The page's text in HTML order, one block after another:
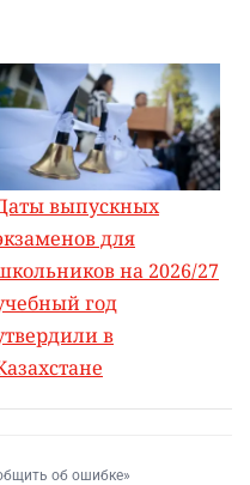
выпускных
для
на 2026/27
год
в
об ошибке»